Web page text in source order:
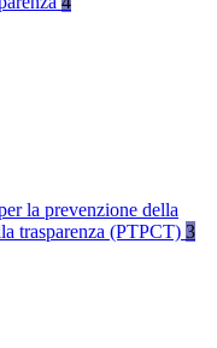
la prevenzione della
trasparenza (PTPCT) 3